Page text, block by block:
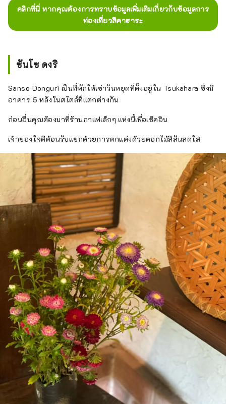
คลิกที่นี่ หากคุณต้องการทราบข้อมูลเพิ่มเติมเกี่ยวกับข้อมูลการ
ท่องเที่ยวสึคาฮาระ
ซันโซ ดงริ
Sanso Donguri เป็นที่พักให้เช่าวันหยุดที่ตั้งอยู่ใน Tsukahara ซึ่งมี
อาคาร 5 หลังในสไตล์ที่แตกต่างกัน
ก่อนอื่นคุณต้องมาที่ร้านกาแฟเล็กๆ แห่งนี้เพื่อเช็คอิน
เจ้าของใจดีต้อนรับแขกด้วยการตกแต่งด้วยดอกไม้สีสันสดใส